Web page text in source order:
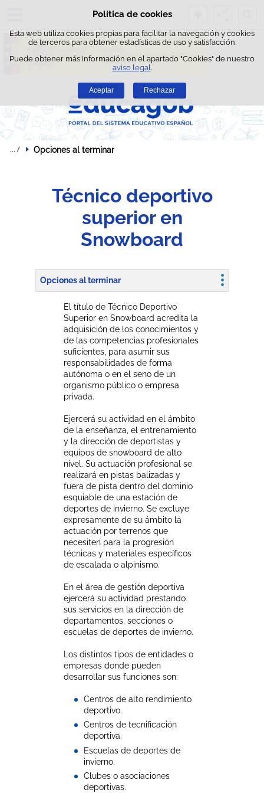
Política de cookies
Esta web utiliza cookies propias para facilitar la navegación y cookies
de terceros para obtener estadísticas de uso y satisfacción.
Puede obtener más información en el apartado "Cookies" de nuestro
aviso legal .
Aceptar Rechazar
Saltar al contenido
Opciones al terminar
Técnico deportivo
superior en
Snowboard
Opciones al terminar
El título de Técnico Deportivo
Superior en Snowboard acredita la
adquisición de los conocimientos y
de las competencias profesionales
suficientes, para asumir sus
responsabilidades de forma
autónoma o en el seno de un
organismo público o empresa
privada.
Ejercerá su actividad en el ámbito
de la enseñanza, el entrenamiento
y la dirección de deportistas y
equipos de snowboard de alto
nivel. Su actuación profesional se
realizará en pistas balizadas y
fuera de pista dentro del dominio
esquiable de una estación de
deportes de invierno. Se excluye
expresamente de su ámbito la
actuación por terrenos que
necesiten para la progresión
técnicas y materiales específicos
de escalada o alpinismo.
En el área de gestión deportiva
ejercerá su actividad prestando
sus servicios en la dirección de
departamentos, secciones o
escuelas de deportes de invierno.
Los distintos tipos de entidades o
empresas donde pueden
desarrollar sus funciones son:
Centros de alto rendimiento
deportivo.
Centros de tecnificación
deportiva.
Escuelas de deportes de
invierno.
Clubes o asociaciones
deportivas.